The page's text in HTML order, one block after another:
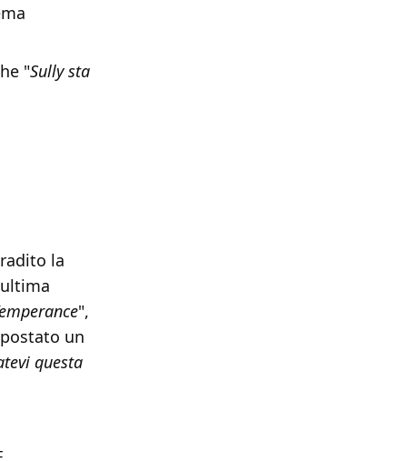
"Sully sta
la
",
un
questa